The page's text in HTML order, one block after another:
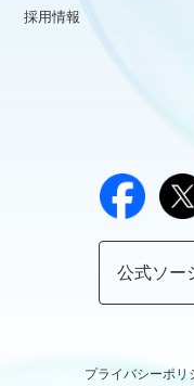
採用情報
公式ソー
プライバシーポリ